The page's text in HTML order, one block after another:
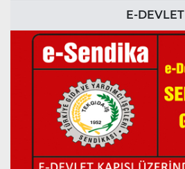
E-DEVLET